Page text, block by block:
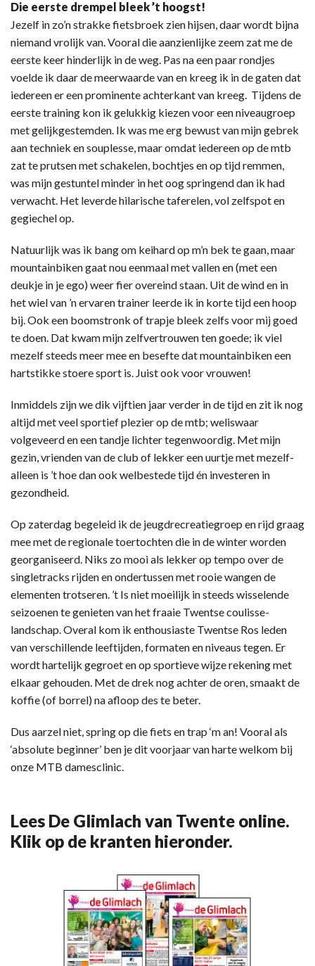
Die eerste drempel bleek’t hoogst!
Jezelf in zo’n strakke fietsbroek zien hijsen, daar wordt bijna
niemand vrolijk van. Vooral die aanzienlijke zeem zat me de
eerste keer hinderlijk in de weg. Pas na een paar rondjes
voelde ik daar de meerwaarde van en kreeg ik in de gaten dat
iedereen er een prominente achterkant van kreeg. Tijdens de
eerste training kon ik gelukkig kiezen voor een niveaugroep
met gelijkgestemden. Ik was me erg bewust van mijn gebrek
aan techniek en souplesse, maar omdat iedereen op de mtb
zat te prutsen met schakelen, bochtjes en op tijd remmen,
was mijn gestuntel minder in het oog springend dan ik had
verwacht. Het leverde hilarische taferelen, vol zelfspot en
gegiechel op.
Natuurlijk was ik bang om keihard op m’n bek te gaan, maar
mountainbiken gaat nou eenmaal met vallen en (met een
deukje in je ego) weer fier overeind staan. Uit de wind en in
het wiel van ’n ervaren trainer leerde ik in korte tijd een hoop
bij. Ook een boomstronk of trapje bleek zelfs voor mij goed
te doen. Dat kwam mijn zelfvertrouwen ten goede; ik viel
mezelf steeds meer mee en besefte dat mountainbiken een
hartstikke stoere sport is. Juist ook voor vrouwen!
Inmiddels zijn we dik vijftien jaar verder in de tijd en zit ik nog
altijd met veel sportief plezier op de mtb; weliswaar
volgeveerd en een tandje lichter tegenwoordig. Met mijn
gezin, vrienden van de club of lekker een uurtje met mezelf-
alleen is ’t hoe dan ook welbestede tijd én investeren in
gezondheid.
Op zaterdag begeleid ik de jeugdrecreatiegroep en rijd graag
mee met de regionale toertochten die in de winter worden
georganiseerd. Niks zo mooi als lekker op tempo over de
singletracks rijden en ondertussen met rooie wangen de
elementen trotseren. ’t Is niet moeilijk in steeds wisselende
seizoenen te genieten van het fraaie Twentse coulisse-
landschap. Overal kom ik enthousiaste Twentse Ros leden
van verschillende leeftijden, formaten en niveaus tegen. Er
wordt hartelijk gegroet en op sportieve wijze rekening met
elkaar gehouden. Met de drek nog achter de oren, smaakt de
koffie (of borrel) na afloop des te beter.
Dus aarzel niet, spring op die fiets en trap ‘m an! Vooral als
‘absolute beginner’ ben je dit voorjaar van harte welkom bij
onze MTB damesclinic.
Lees De Glimlach van Twente online.
Klik op de kranten hieronder.